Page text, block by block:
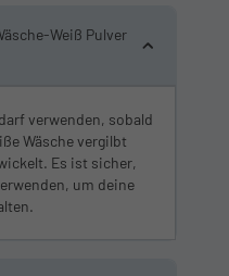
Weiß Pulver
verwenden, sobald
Wäsche vergilbt
Es ist sicher,
um deine